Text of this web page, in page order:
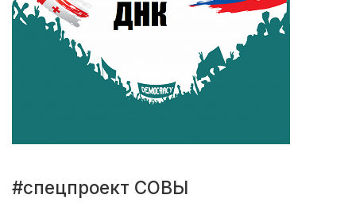
#спецпроект СОВЫ